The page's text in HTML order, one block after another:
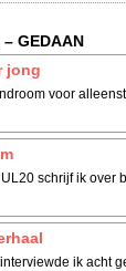
GEDAAN
jong
voor
schrijf ik over
ik acht